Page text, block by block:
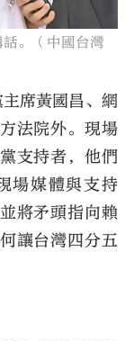
。（中國台灣
席黃國昌、網
法院外。現場
支持者，他們
場媒體與支持
將矛頭指向賴
讓台灣四分五